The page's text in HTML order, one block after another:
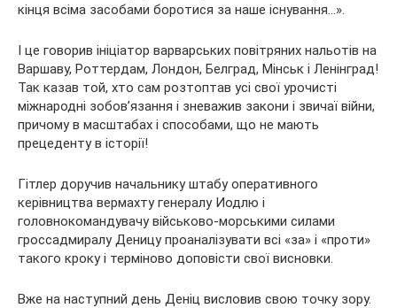
кінця всіма засобами боротися за наше існування…».
І це говорив ініціатор варварських повітряних нальотів на
Варшаву, Роттердам, Лондон, Белград, Мінськ і Ленінград!
Так казав той, хто сам розтоптав усі свої урочисті
міжнародні зобов’язання і зневажив закони і звичаї війни,
причому в масштабах і способами, що не мають
прецеденту в історії!
Гітлер доручив начальнику штабу оперативного
керівництва вермахту генералу Иодлю і
головнокомандувачу військово-морськими силами
гроссадмиралу Деницу проаналізувати всі «за» і «проти»
такого кроку і терміново доповісти свої висновки.
Вже на наступний день Деніц висловив свою точку зору.